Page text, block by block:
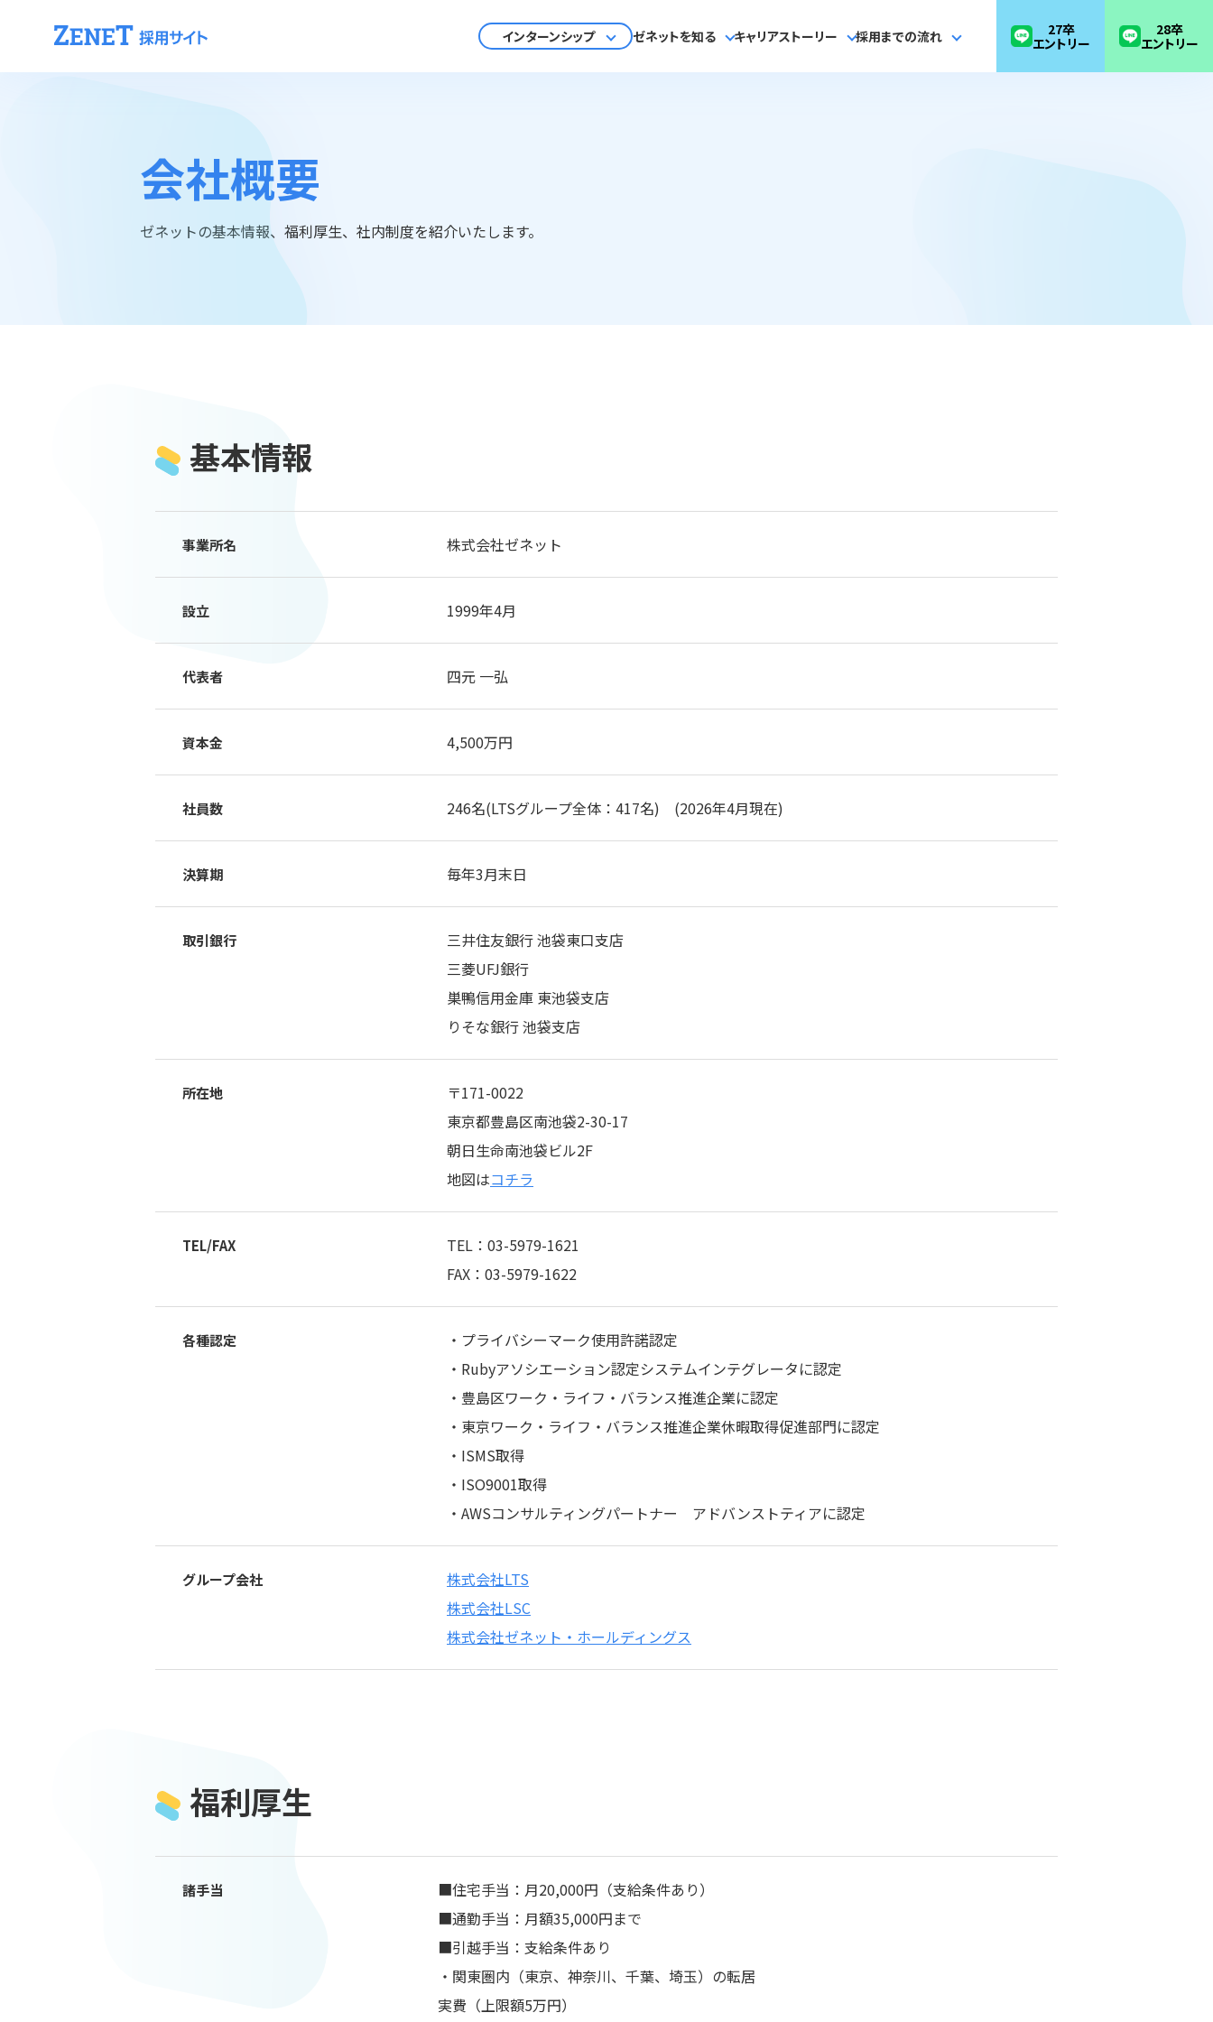
インターンシップ ゼネットを知る キャリアストーリー 採用までの流れ
27卒
エントリー
28卒
エントリー
会社概要
ゼネットの基本情報、福利厚⽣、社内制度を紹介いたします。
基本情報
事業所名 株式会社ゼネット
設立 1999年4月
代表者 四元 ⼀弘
資本金 4,500万円
社員数 246名(LTSグループ全体：417名) (2026年4⽉現在)
決算期 毎年3⽉末⽇
取引銀行
三井住友銀⾏ 池袋東⼝⽀店
三菱UFJ銀⾏
巣鴨信⽤⾦庫 東池袋⽀店
りそな銀⾏ 池袋⽀店
所在地
〒171-0022
東京都豊島区南池袋2-30-17
朝⽇⽣命南池袋ビル2F
地図はコチラ
TEL/FAX
TEL：03-5979-1621
FAX：03-5979-1622
各種認定
・プライバシーマーク使用許諾認定
・Rubyアソシエーション認定システムインテグレータに認定
・豊島区ワーク・ライフ・バランス推進企業に認定
・東京ワーク・ライフ・バランス推進企業休暇取得促進部門に認定
・ISMS取得
・ISO9001取得
・AWSコンサルティングパートナー アドバンストティアに認定
グループ会社
株式会社LTS
株式会社LSC
株式会社ゼネット・ホールディングス
福利厚生
諸⼿当
■住宅⼿当：⽉20,000円（⽀給条件あり）
■通勤⼿当：⽉額35,000円まで
■引越⼿当：⽀給条件あり
・関東圏内（東京、神奈川、千葉、埼⽟）の転居
実費（上限額5万円）